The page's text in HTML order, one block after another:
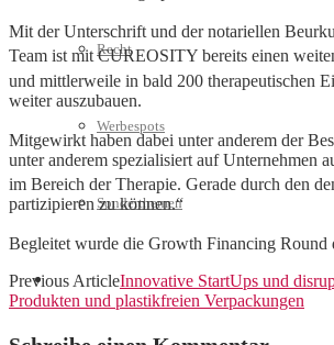
Recht
Werbespots
Sonderthemen
Geschäftskonto eröffnen
Mit der Unterschrift und der notariellen
Team ist mit CUREOSITY bereits einen
und mittlerweile in bald 200 therapeutischen
weiter auszubauen.
Mitgewirkt haben dabei unter anderem der
unter anderem spezialisiert auf
im Bereich der Therapie. Gerade durch den
partizipieren zu können.“
Begleitet wurde die Growth Financing
Previous ArticleInnovative StartUps und
Produkten und plastikfreien Verpackungen